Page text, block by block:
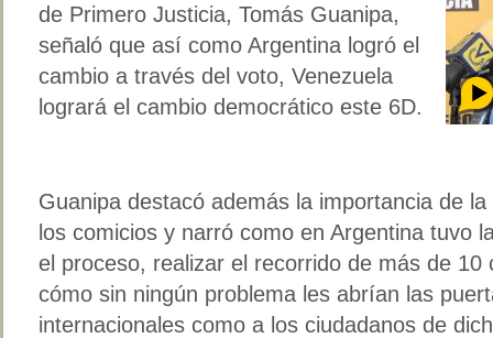
de Primero Justicia, Tomás Guanipa,
señaló que así como Argentina logró el
cambio a través del voto, Venezuela
logrará el cambio democrático este 6D.
Guanipa destacó además la importancia de
los comicios y narró como en Argentina tuvo
el proceso, realizar el recorrido de más de 10
cómo sin ningún problema les abrían las
internacionales como a los ciudadanos de